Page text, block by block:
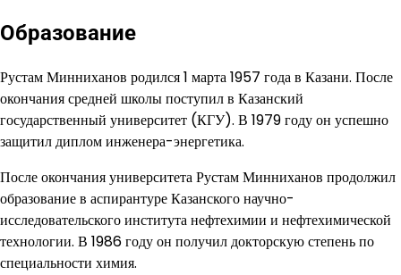
Образование
Рустам Минниханов родился 1 марта 1957 года в Казани. После
окончания средней школы поступил в Казанский
государственный университет (КГУ). В 1979 году он успешно
защитил диплом инженера-энергетика.
После окончания университета Рустам Минниханов продолжил
образование в аспирантуре Казанского научно-
исследовательского института нефтехимии и нефтехимической
технологии. В 1986 году он получил докторскую степень по
специальности химия.